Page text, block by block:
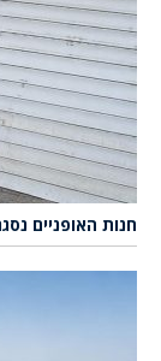
חנות האופניים